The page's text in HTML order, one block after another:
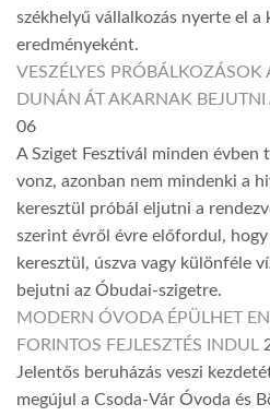
székhelyű vállalkozás nyerte el a
eredményeként.
VESZÉLYES PRÓBÁLKOZÁSOK
DUNÁN ÁT AKARNAK BEJUTNI
06
A Sziget Fesztivál minden évben
vonz, azonban nem mindenki a
keresztül próbál eljutni a
szerint évről évre előfordul, hogy
keresztül, úszva vagy különféle
bejutni az Óbudai-szigetre.
MODERN ÓVODA ÉPÜLHET
FORINTOS FEJLESZTÉS INDUL
Jelentős beruházás veszi
megújul a Csoda-Vár Óvoda és